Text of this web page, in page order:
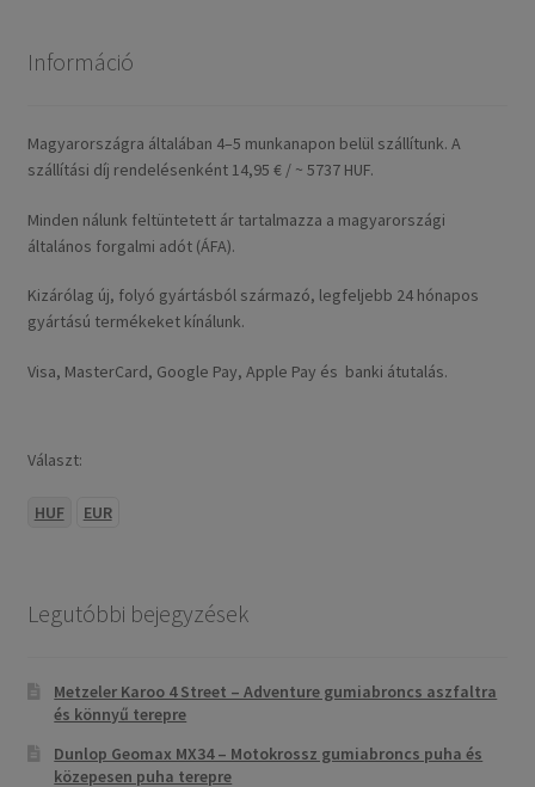
Információ
Magyarországra általában 4–5 munkanapon belül szállítunk. A
szállítási díj rendelésenként 14,95 € / ~ 5737 HUF.
Minden nálunk feltüntetett ár tartalmazza a magyarországi
általános forgalmi adót (ÁFA).
Kizárólag új, folyó gyártásból származó, legfeljebb 24 hónapos
gyártású termékeket kínálunk.
Visa, MasterCard, Google Pay, Apple Pay és banki átutalás.
Választ:
HUF EUR
Legutóbbi bejegyzések
Metzeler Karoo 4 Street – Adventure gumiabroncs aszfaltra
és könnyű terepre
Dunlop Geomax MX34 – Motokrossz gumiabroncs puha és
közepesen puha terepre